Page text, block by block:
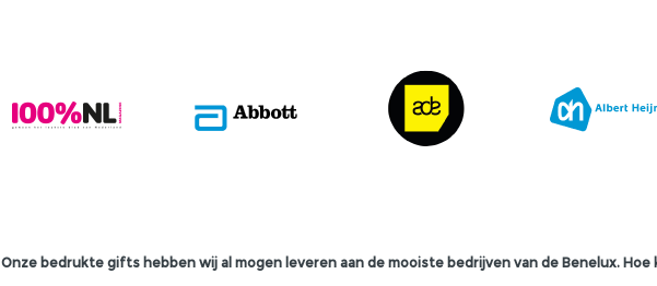
Onze bedrukte gifts hebben wij al mogen leveren aan de mooiste bedrijven van de Benelux.